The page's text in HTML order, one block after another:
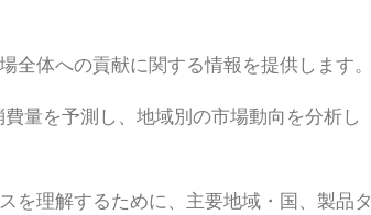
全体への貢献に関する情報を提供します。
量を予測し、地域別の市場動向を分析し
を理解するために、主要地域・国、製品タ